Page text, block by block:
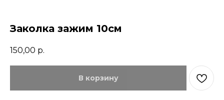
Заколка зажим 10см
150,00 р.
В корзину